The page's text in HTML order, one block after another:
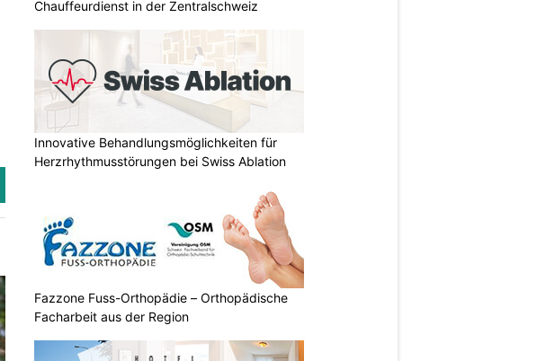
Chauffeurdienst in der Zentralschweiz
Innovative Behandlungsmöglichkeiten für
Herzrhythmusstörungen bei Swiss Ablation
Fazzone Fuss-Orthopädie – Orthopädische
Facharbeit aus der Region